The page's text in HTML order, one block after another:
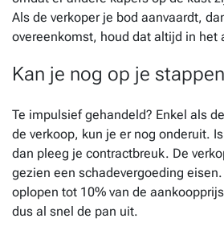
Als de verkoper je bod aanvaardt,
overeenkomst, houd dat altijd in het
Kan je nog op je
Te impulsief gehandeld? Enkel als
de verkoop, kun je er nog onderuit.
dan pleeg je contractbreuk. De
gezien een schadevergoeding
oplopen tot 10% van de
dus al snel de pan uit.